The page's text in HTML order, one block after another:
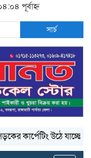
পূর্বাহ্ন
সার্চ
উঠে যাচ্ছে